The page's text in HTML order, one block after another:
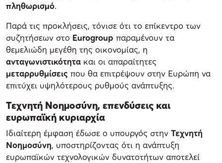
πληθωρισμό.
Παρά τις προκλήσεις, τόνισε ότι το επίκεντρο των
συζητήσεων στο Eurogroup παραμένουν τα
θεμελιώδη μεγέθη της οικονομίας, η
ανταγωνιστικότητα και οι απαραίτητες
μεταρρυθμίσεις που θα επιτρέψουν στην Ευρώπη να
επιτύχει υψηλότερους ρυθμούς ανάπτυξης.
Τεχνητή Νοημοσύνη, επενδύσεις και
ευρωπαϊκή κυριαρχία
Ιδιαίτερη έμφαση έδωσε ο υπουργός στην Τεχνητή
Νοημοσύνη, υποστηρίζοντας ότι η ανάπτυξη
ευρωπαϊκών τεχνολογικών δυνατοτήτων αποτελεί